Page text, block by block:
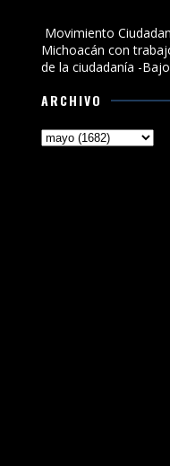
Movimiento
Michoacán con
de la ciudadanía -
ARCHIVO